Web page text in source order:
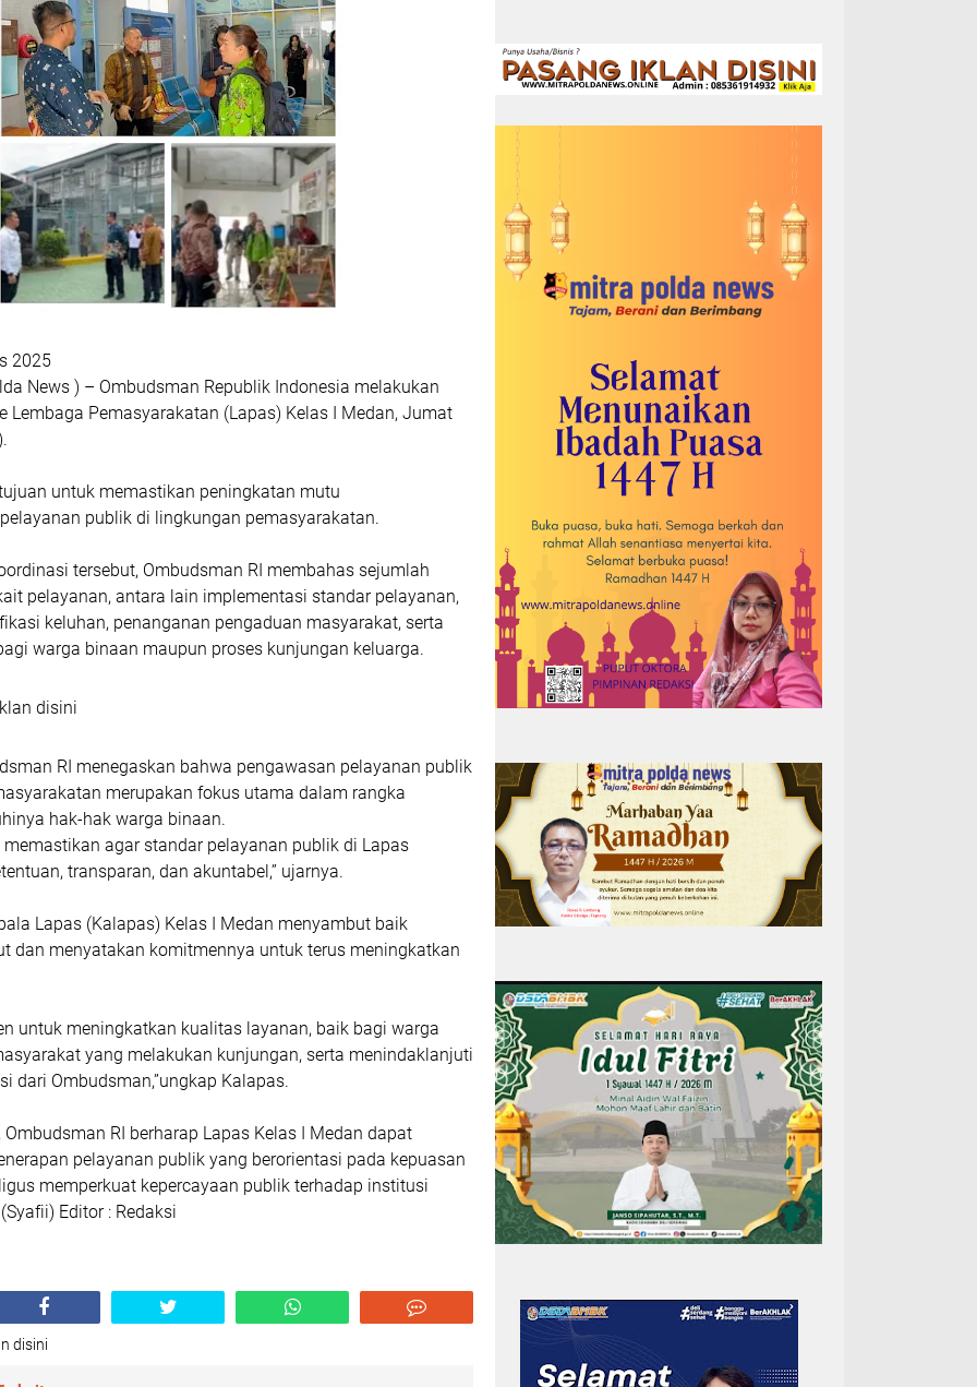
2025
News ) – Ombudsman Republik Indonesia melakukan
Lembaga Pemasyarakatan (Lapas) Kelas I Medan, Jumat
untuk memastikan peningkatan mutu
publik di lingkungan pemasyarakatan.
tersebut, Ombudsman RI membahas sejumlah
pelayanan, antara lain implementasi standar pelayanan,
keluhan, penanganan pengaduan masyarakat, serta
warga binaan maupun proses kunjungan keluarga.
disini
RI menegaskan bahwa pengawasan pelayanan publik
merupakan fokus utama dalam rangka
hak-hak warga binaan.
memastikan agar standar pelayanan publik di Lapas
transparan, dan akuntabel,” ujarnya.
Lapas (Kalapas) Kelas I Medan menyambut baik
dan menyatakan komitmennya untuk terus meningkatkan
untuk meningkatkan kualitas layanan, baik bagi warga
yang melakukan kunjungan, serta menindaklanjuti
dari Ombudsman,”ungkap Kalapas.
RI berharap Lapas Kelas I Medan dapat
pelayanan publik yang berorientasi pada kepuasan
memperkuat kepercayaan publik terhadap institusi
Editor : Redaksi
disini